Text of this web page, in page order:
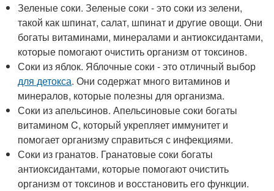
Зеленые соки. Зеленые соки - это соки из зелени,
такой как шпинат, салат, шпинат и другие овощи. Они
богаты витаминами, минералами и антиоксидантами,
которые помогают очистить организм от токсинов.
Соки из яблок. Яблочные соки - это отличный выбор
для детокса. Они содержат много витаминов и
минералов, которые полезны для организма.
Соки из апельсинов. Апельсиновые соки богаты
витамином C, который укрепляет иммунитет и
помогает организму справиться с инфекциями.
Соки из гранатов. Гранатовые соки богаты
антиоксидантами, которые помогают очистить
организм от токсинов и восстановить его функции.